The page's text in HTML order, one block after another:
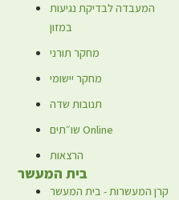
המעבדה לבדיקת נגיעות
במזון
מחקר תורני
מחקר יישומי
תנובות שדה
שו״תים Online
הרצאות
בית המעשר
קרן המעשרות - בית המעשר